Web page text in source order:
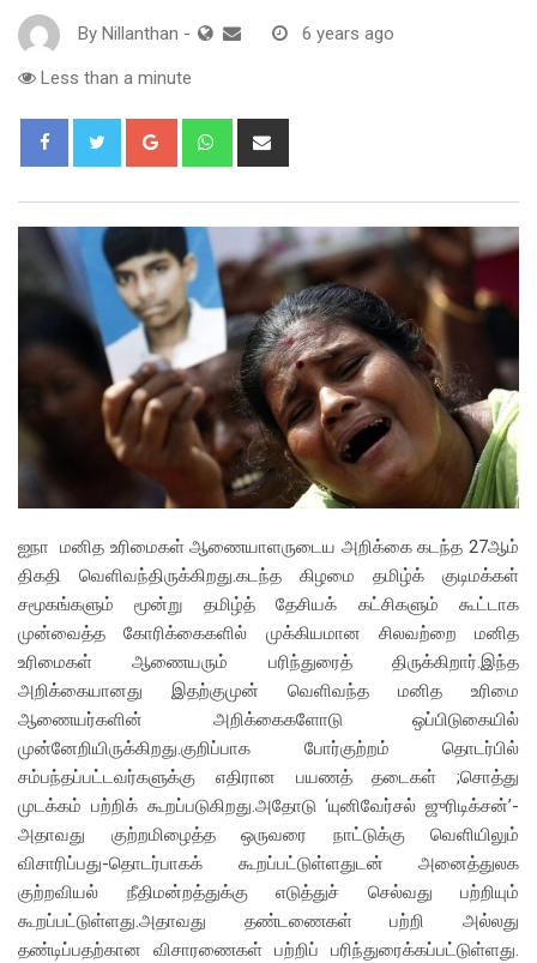
By Nillanthan - 6 years ago
Less than a minute
Google+ Whatsapp
ஐநா மனித உரிமைகள் ஆணையாளருடைய அறிக்கை கடந்த 27ஆம்
திகதி வெளிவந்திருக்கிறது.கடந்த கிழமை தமிழ்க் குடிமக்கள்
சமூகங்களும் மூன்று தமிழ்த் தேசியக் கட்சிகளும் கூட்டாக
முன்வைத்த கோரிக்கைகளில் முக்கியமான சிலவற்றை மனித
உரிமைகள் ஆணையரும் பரிந்துரைத் திருக்கிறார்.இந்த
அறிக்கையானது இதற்குமுன் வெளிவந்த மனித உரிமை
ஆணையர்களின் அறிக்கைகளோடு ஒப்பிடுகையில்
முன்னேறியிருக்கிறது.குறிப்பாக போர்குற்றம் தொடர்பில்
சம்பந்தப்பட்டவர்களுக்கு எதிரான பயணத் தடைகள் ;சொத்து
முடக்கம் பற்றிக் கூறப்படுகிறது.அதோடு ‘யுனிவேர்சல் ஜுரிடிக்சன்’-
அதாவது குற்றமிழைத்த ஒருவரை நாட்டுக்கு வெளியிலும்
விசாரிப்பது-தொடர்பாகக் கூறப்பட்டுள்ளதுடன் அனைத்துலக
குற்றவியல் நீதிமன்றத்துக்கு எடுத்துச் செல்வது பற்றியும்
கூறப்பட்டுள்ளது.அதாவது தண்டணைகள் பற்றி அல்லது
தண்டிப்பதற்கான விசாரணைகள் பற்றிப் பரிந்துரைக்கப்பட்டுள்ளது.